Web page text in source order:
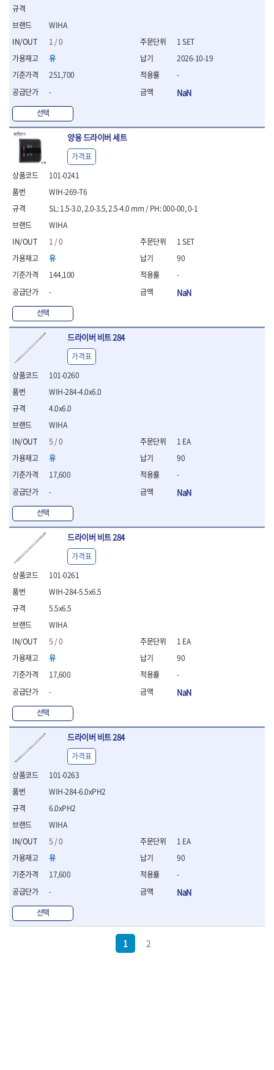
- 톱대
- 용접용품
- 빠루
- 철공끌
- 전지가위
- 정글칼
- 전정톱
- 접톱
- 목공톱
- 고지톱
- 다목적가위
- 안전커터칼
- 마킹
연마용품
- 조줄
- 철공용줄
- 판금줄홀더
- 줄
공구함.공구집
- 탑체스터
- 플라스틱이동공구함
- 공구통
- 기타공구
기타 작업공구
- 헤라
- 케이스
- 수리키트
WIHA
1 / 0
유
251,700
-
선택
1 SET
2026-10-19
-
NaN
양용 드라이버 세트
101-0241
WIHA
1 / 0
유
144,100
-
선택
WIH-269-T6
SL: 1.5-3.0, 2.0-3.5, 2.5-4.0 mm / PH: 000-00, 0-1
가격표
1 SET
90
-
NaN
드라이버 비트 284
101-0260
WIHA
5 / 0
유
17,600
-
선택
WIH-284-4.0x6.0
4.0x6.0
가격표
1 EA
90
-
NaN
드라이버 비트 284
101-0261
WIHA
5 / 0
유
17,600
-
선택
WIH-284-5.5x6.5
5.5x6.5
가격표
1 EA
90
-
NaN
드라이버 비트 284
101-0263
WIHA
5 / 0
유
17,600
-
선택
WIH-284-6.0xPH2
6.0xPH2
가격표
1 EA
90
-
NaN
1 2